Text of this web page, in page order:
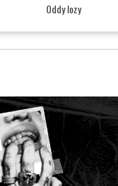
Oddy lozy